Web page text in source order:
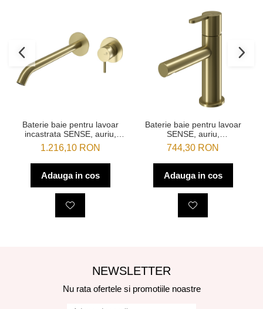
Baterie baie pentru lavoar
incastrata SENSE, auriu,
monocomanda - SPATIO
1.216,10 RON
Adauga in cos
Baterie baie pentru lavoar
SENSE, auriu,
monocomanda, inaltime 15.6
cm - SPATIO
744,30 RON
Adauga in cos
NEWSLETTER
Nu rata ofertele si promotiile noastre